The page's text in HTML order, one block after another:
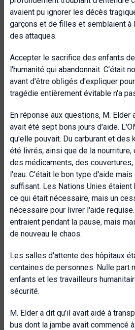
avaient pu ignorer les décès
garçons et de filles et semblaient à
des attaques.
Accepter le sacrifice des enfants
l'humanité qui abandonnait. C'était
avant d'être obligés d'expliquer
tragédie entièrement évitable n'a
En réponse aux questions, M. Elder
avait été sept bons jours d'aide.
qu'elle pouvait. Du carburant et des
été livrés, ainsi que de la
des médicaments, des
l'eau. C'était le bon type d'aide mais
suffisant. Les Nations Unies
ce qui était nécessaire, mais un
nécessaire pour livrer l'aide
entraient pendant la pause, mais
de nouveau le chaos.
Les salles d'attente des hôpitaux
centaines de personnes. Nulle part
enfants et les travailleurs
sécurité.
M. Elder a dit qu'il avait aidé à
bus dont la jambe avait commencé